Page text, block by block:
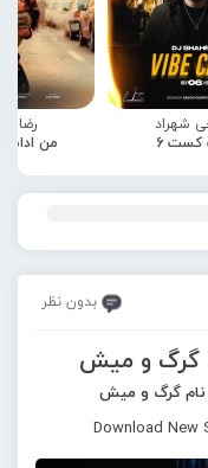
شهراد
کست 6
رضا
من
بدون نظر
گرگ و میش
نام گرگ و میش
Download New